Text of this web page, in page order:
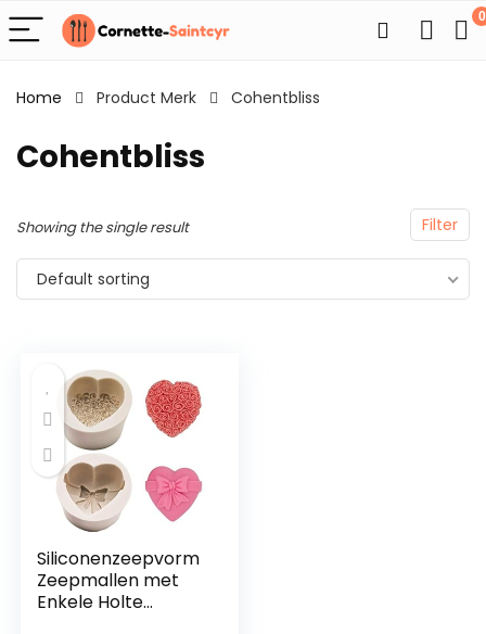
0
Home Product Merk Cohentbliss
Cohentbliss
Filter
Showing the single result
Default sorting
Siliconenzeepvorm
Zeepmallen met
Enkele Holte